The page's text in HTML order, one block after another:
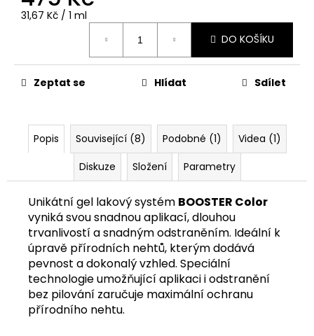
Měrná
31,67 Kč / 1 ml
DO KOŠÍKU
Zeptat se Hlídat Sdílet
Popis Související (8) Podobné (1)
Videa (1)
Diskuze
Složení Parametry
Unikátní gel lakový systém BOOSTER Color
vyniká svou snadnou aplikací, dlouhou
trvanlivostí a snadným odstraněním. Ideální k
úpravě přírodních nehtů, kterým dodává
pevnost a dokonalý vzhled. Speciální
technologie umožňující aplikaci i odstranění
bez pilování zaručuje maximální ochranu
přírodního nehtu.
u